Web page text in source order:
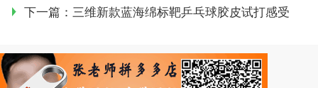
下一篇： 三维新款蓝海绵标靶乒乓球胶皮试打感受